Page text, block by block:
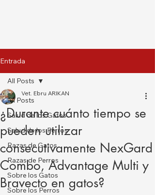
Entrada
All Posts
Salud de los Gatos
Salud de los Perros
Razas de Gatos
Razas de Perros
Sobre los Gatos
Sobre los Perros
All Posts
¿Durante cuánto tiempo se
pueden utilizar
consecutivamente NexGard
Combo, Advantage Multi y
Bravecto en gatos?
Vet. Ebru ARIKAN